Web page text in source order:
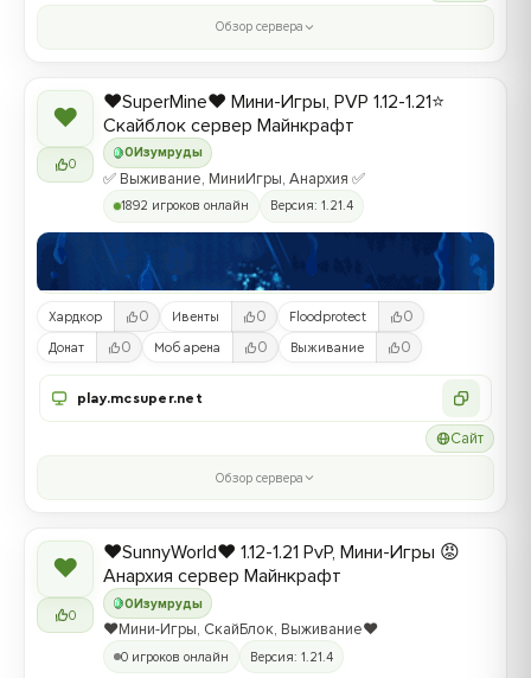
Обзор сервера
❤
0
0 Изумруды
❤️SuperMine❤️ Мини-Игры, PVP 1.12-1.21⭐
Скайблок сервер Майнкрафт
✅ Выживание, МиниИгры, Анархия ✅
1892 игроков онлайн Версия: 1.21.4
Хардкор 0 Ивенты 0 Floodprotect 0
Донат 0 Моб арена 0 Выживание 0
play.mcsuper.net
Сайт
Обзор сервера
❤
0
0Изумруды
❤️SunnyWorld❤️ 1.12-1.21 PvP, Мини-Игры 😡
Анархия сервер Майнкрафт
❤️Мини-Игры, СкайБлок, Выживание❤️
0 игроков онлайн Версия: 1.21.4